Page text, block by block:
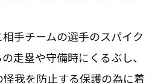
手チームの選手のスパイク
走塁や守備時にくるぶし、
我を防止する保護の為に着